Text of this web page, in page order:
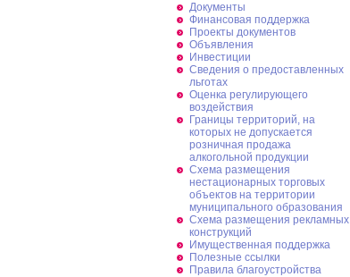
Документы
Финансовая поддержка
Проекты документов
Объявления
Инвестиции
Сведения о предоставленных
льготах
Оценка регулирующего
воздействия
Границы территорий, на
которых не допускается
розничная продажа
алкогольной продукции
Схема размещения
нестационарных торговых
объектов на территории
муниципального образования
Схема размещения рекламных
конструкций
Имущественная поддержка
Полезные ссылки
Правила благоустройства